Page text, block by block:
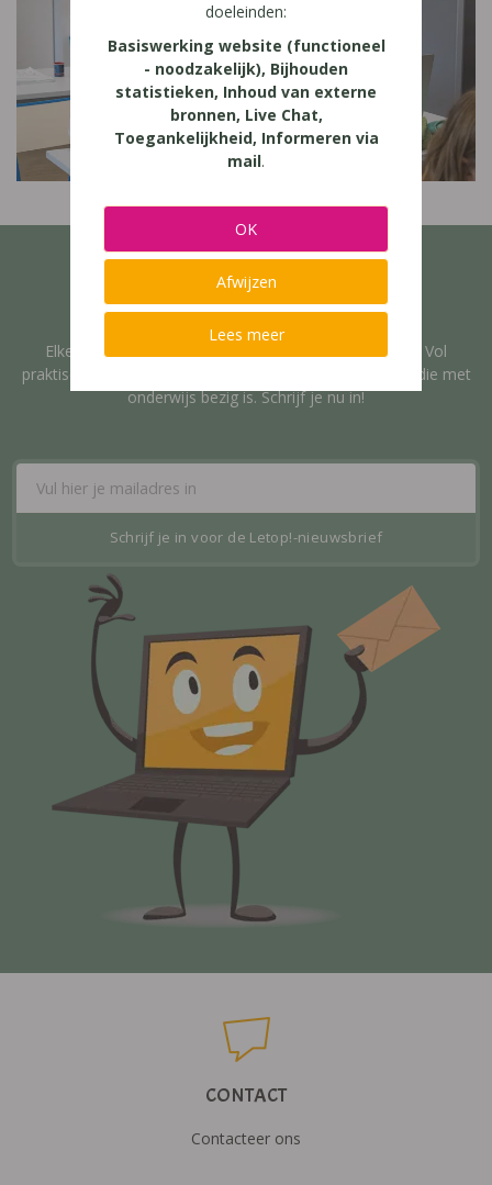
Onze nieuwsbrief
Elke 6 weken sturen we onze GRATIS nieuwsbrief uit. Vol
praktische tips en informatie die nuttig is voor iedereen die met
onderwijs bezig is. Schrijf je nu in!
CONTACT
Contacteer ons
doeleinden:
Basiswerking website (functioneel
- noodzakelijk), Bijhouden
statistieken, Inhoud van externe
bronnen, Live Chat,
Toegankelijkheid, Informeren via
mail.
OK
Afwijzen
Lees meer